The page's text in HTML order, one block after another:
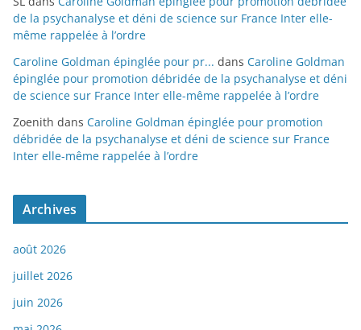
de la psychanalyse et déni de science sur France Inter elle-
même rappelée à l’ordre
Caroline Goldman épinglée pour pr... dans Caroline Goldman
épinglée pour promotion débridée de la psychanalyse et déni
de science sur France Inter elle-même rappelée à l’ordre
Zoenith dans Caroline Goldman épinglée pour promotion
débridée de la psychanalyse et déni de science sur France
Inter elle-même rappelée à l’ordre
Archives
août 2026
juillet 2026
juin 2026